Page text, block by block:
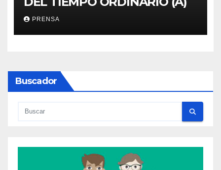
PRENSA
Buscador